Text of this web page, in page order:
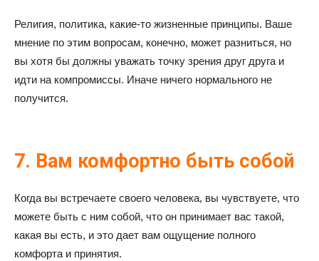
Религия, политика, какие-то жизненные принципы. Ваше
мнение по этим вопросам, конечно, может разниться, но
вы хотя бы должны уважать точку зрения друг друга и
идти на компромиссы. Иначе ничего нормального не
получится.
7. Вам комфортно быть собой
Когда вы встречаете своего человека, вы чувствуете, что
можете быть с ним собой, что он принимает вас такой,
какая вы есть, и это дает вам ощущение полного
комфорта и принятия.